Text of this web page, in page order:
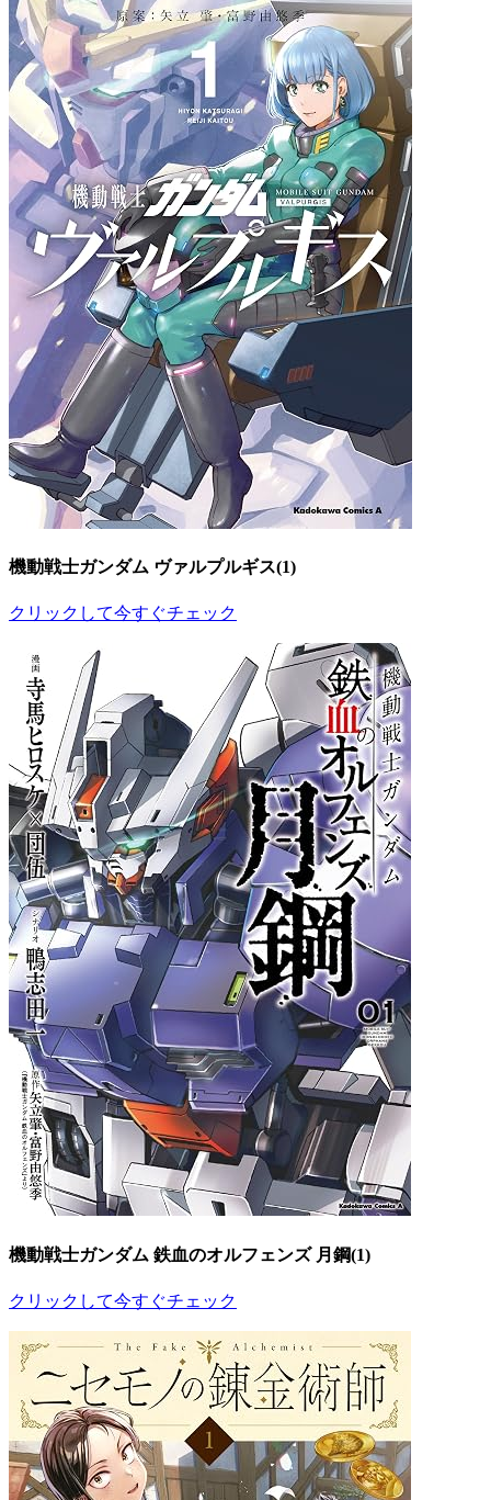
機動戦士ガンダム ヴァルプルギス(1)
クリックして今すぐチェック
機動戦士ガンダム 鉄血のオルフェンズ 月鋼(1)
クリックして今すぐチェック